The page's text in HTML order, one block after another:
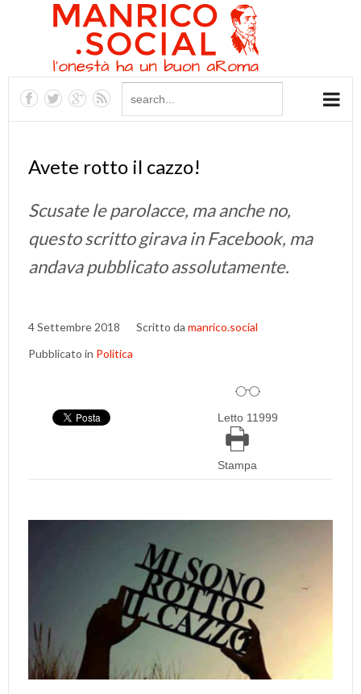
Avete rotto il cazzo!
Scusate le parolacce, ma anche no,
questo scritto girava in Facebook, ma
andava pubblicato assolutamente.
4 Settembre 2018 Scritto da manrico.social
Pubblicato in Politica
Letto 11999
Stampa